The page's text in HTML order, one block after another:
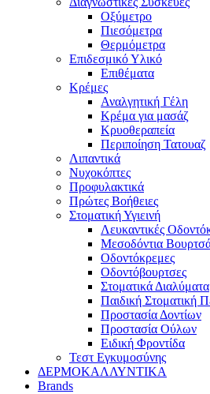
Οξύμετρο
Πιεσόμετρα
Θερμόμετρα
Επιδεσμικό Υλικό
Επιθέματα
Κρέμες
Αναλγητική Γέλη
Κρέμα για μασάζ
Κρυοθεραπεία
Περιποίηση Τατουαζ
Λιπαντικά
Νυχοκόπτες
Προφυλακτικά
Πρώτες Βοήθειες
Στοματική Υγιεινή
Λευκαντικές
Μεσοδόντια
Οδοντόκρεμες
Οδοντόβουρτσες
Στοματικά Διαλύματα
Παιδική Στοματική
Προστασία Δοντίων
Προστασία Ούλων
Ειδική Φροντίδα
Τεστ Εγκυμοσύνης
ΔΕΡΜΟΚΑΛΛΥΝΤΙΚΑ
Brands